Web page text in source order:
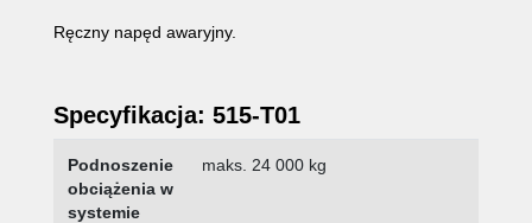
Ręczny napęd awaryjny.
Specyfikacja: 515-T01
Podnoszenie
obciążenia w
systemie
maks. 24 000 kg